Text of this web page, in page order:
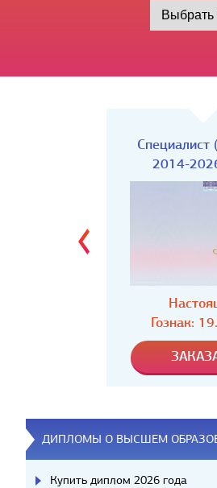
2014-
Гознак:
ДИПЛОМЫ О ВЫСШЕМ
Купить диплом 2026 года